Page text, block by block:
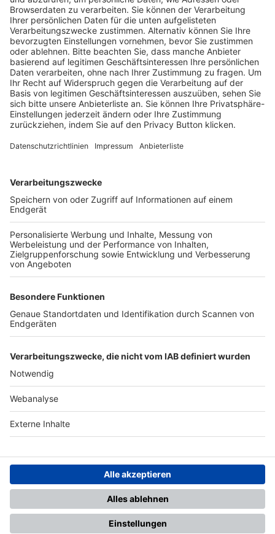
HÄUFIG BESUCHTE SEITEN
Pässe und Vereinswechsel
Trainerausbildung
Schulungsangebot Vereinsmitarbeiter
BFV-Geschäftsstellen
Trainerbörse
Login SpielPlus
TOP-VEREINE
TOP-PARTNER
SFV DFB